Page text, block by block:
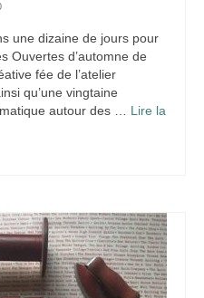
une dizaine de jours pour
Ouvertes d’automne de
fée de l’atelier
qu’une vingtaine
autour des … Lire la